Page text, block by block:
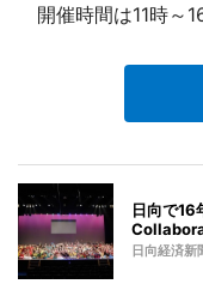
開催時間は11時～
日向で16
日向経済新